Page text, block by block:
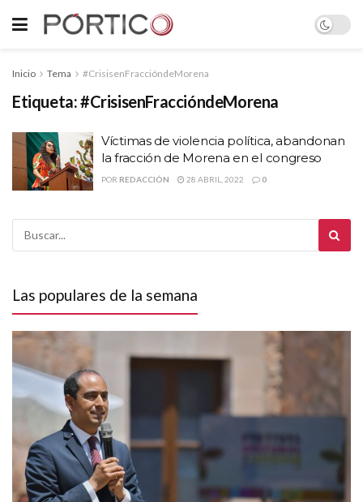
Inicio Tema #CrisisenFraccióndeMorena
Etiqueta:#CrisisenFraccióndeMorena
Víctimas de violencia política, abandonan
la fracción de Morena en el congreso
POR REDACCIÓN 28 ABRIL, 2022 0
Las populares de la semana